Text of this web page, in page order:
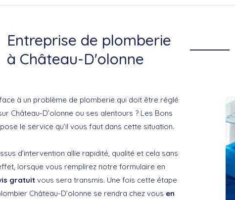
Entreprise de plomberie
à Château-D'olonne
à un problème de plomberie qui doit être réglé
Château-D’olonne ou ses alentours ? Les Bons
le service qu’il vous faut dans cette situation.
d’intervention allie rapidité, qualité et cela sans
lorsque vous remplirez notre formulaire en
gratuit vous sera transmis. Une fois cette étape
Château-D’olonne se rendra chez vous en